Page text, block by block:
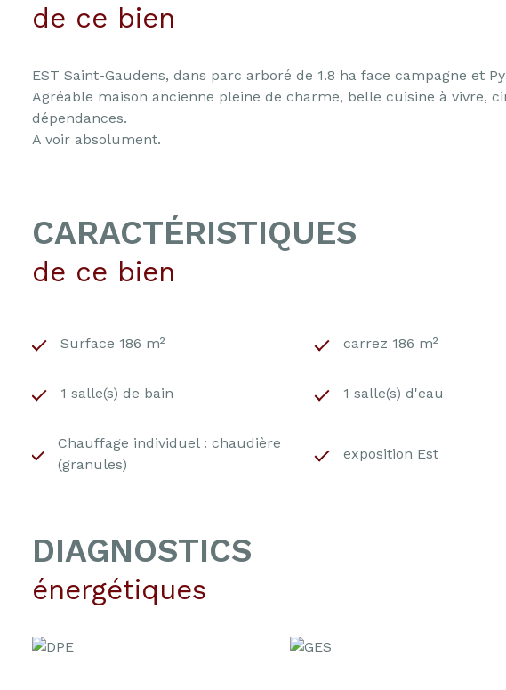
de ce bien
EST Saint-Gaudens, dans parc arboré de 1.8 ha face campagne et
Agréable maison ancienne pleine de charme, belle cuisine à vivre,
dépendances.
A voir absolument.
CARACTÉRISTIQUES
de ce bien
Surface 186 m² carrez 186 m²
1 salle(s) de bain 1 salle(s) d'eau
Chauffage individuel : chaudière
(granules)
exposition Est
DIAGNOSTICS
énergétiques